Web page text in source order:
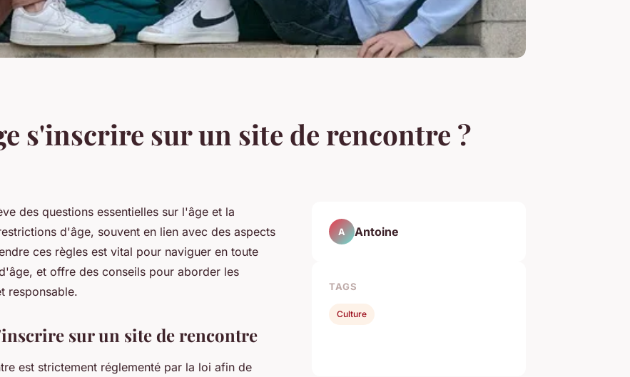
s'inscrire sur un site de rencontre ?
des questions essentielles sur l'âge et la
d'âge, souvent en lien avec des aspects
ces règles est vital pour naviguer en toute
et offre des conseils pour aborder les
responsable.
sur un site de rencontre
est strictement réglementé par la loi afin de
A Antoine
TAGS
Culture